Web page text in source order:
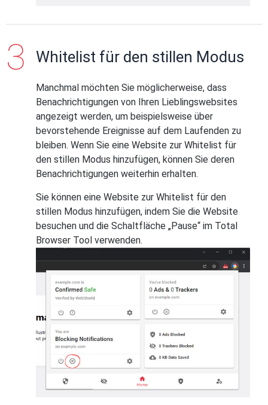
Whitelist für den stillen Modus
Manchmal möchten Sie möglicherweise, dass
Benachrichtigungen von Ihren Lieblingswebsites
angezeigt werden, um beispielsweise über
bevorstehende Ereignisse auf dem Laufenden zu
bleiben. Wenn Sie eine Website zur Whitelist für
den stillen Modus hinzufügen, können Sie deren
Benachrichtigungen weiterhin erhalten.
Sie können eine Website zur Whitelist für den
stillen Modus hinzufügen, indem Sie die Website
besuchen und die Schaltfläche „Pause“ im Total
Browser Tool verwenden.